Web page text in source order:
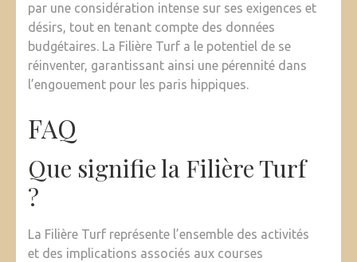
par une considération intense sur ses exigences et
désirs, tout en tenant compte des données
budgétaires. La Filière Turf a le potentiel de se
réinventer, garantissant ainsi une pérennité dans
l’engouement pour les paris hippiques.
FAQ
Que signifie la Filière Turf
?
La Filière Turf représente l’ensemble des activités
et des implications associés aux courses